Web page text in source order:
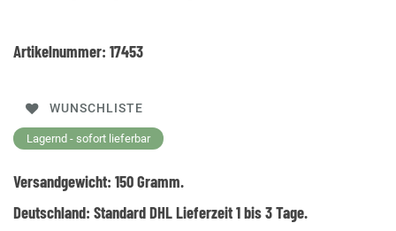
Artikelnummer: 17453
WUNSCHLISTE
Lagernd - sofort lieferbar
Versandgewicht: 150Gramm.
Deutschland: Standard DHL Lieferzeit 1 bis 3 Tage.